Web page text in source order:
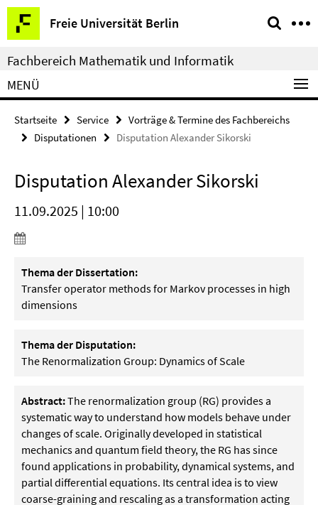
Springe
direkt
zu
Inhalt
Freie Universität Berlin
Service-
Navigation
Fachbereich Mathematik und Informatik
MENÜ
Startseite Service
Vorträge & Termine des Fachbereichs
Disputationen
Disputation Alexander Sikorski
Disputation Alexander Sikorski
11.09.2025 | 10:00
Thema der Dissertation:
Transfer operator methods for Markov processes in high
dimensions
Thema der Disputation:
The Renormalization Group: Dynamics of Scale
Abstract:The renormalization group (RG) provides a
systematic way to understand how models behave under
changes of scale. Originally developed in statistical
mechanics and quantum field theory, the RG has since
found applications in probability, dynamical systems, and
partial differential equations. Its central idea is to view
coarse-graining and rescaling as a transformation acting